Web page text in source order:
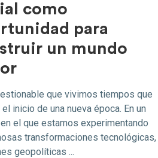
como
para
un mundo
que vivimos tiempos que
el inicio de una nueva época. En un
el que estamos experimentando
transformaciones tecnológicas,
geopolíticas ...